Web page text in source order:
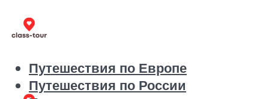
Путешествия по Европе
Путешествия по России